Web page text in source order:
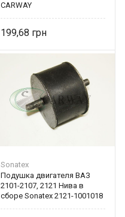
CARWAY
199,68
Sonatex
Подушка двигателя ВАЗ
2101-2107, 2121 Нива в
сборе Sonatex 2121-1001018